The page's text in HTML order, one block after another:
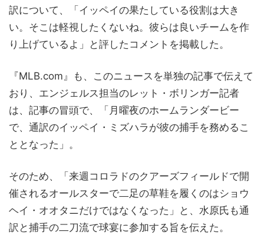
訳について、「イッペイの果たしている役割は大き
い。そこは軽視したくないね。彼らは良いチームを作
り上げているよ」と評したコメントを掲載した。
『MLB.com』も、このニュースを単独の記事で伝えて
おり、エンジェルス担当のレット・ボリンガー記者
は、記事の冒頭で、「月曜夜のホームランダービー
で、通訳のイッペイ・ミズハラが彼の捕手を務めるこ
ととなった」。
そのため、「来週コロラドのクアーズフィールドで開
催されるオールスターで二足の草鞋を履くのはショウ
ヘイ・オオタニだけではなくなった」と、水原氏も通
訳と捕手の二刀流で球宴に参加する旨を伝えた。